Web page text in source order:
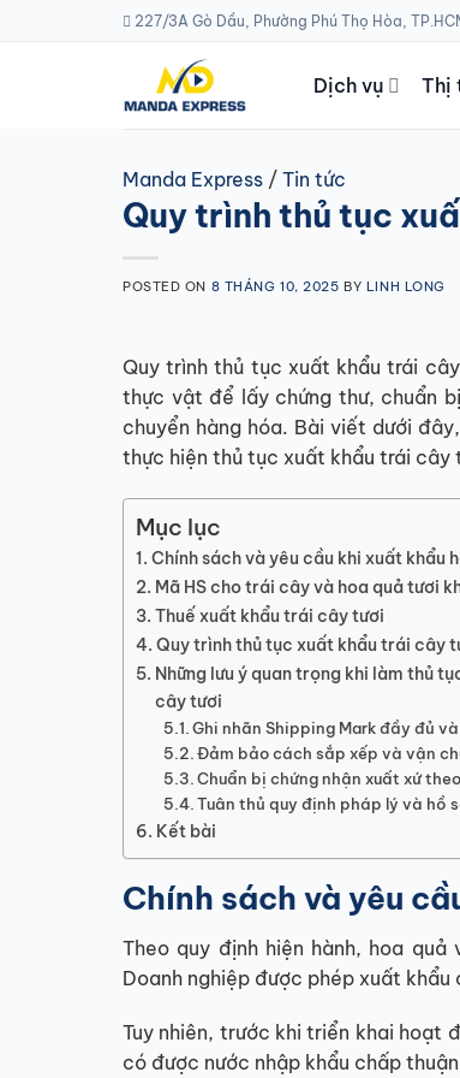
to
227/3A Gò Dầu, Phường Phú Thọ Hòa,
Dịch vụ Thị
Manda Express / Tin tức
Quy trình thủ tục
POSTED ON 8 THÁNG 10, 2025 BY LINH LONG
Quy trình thủ tục xuất khẩu trái
thực vật để lấy chứng thư, chuẩn
chuyển hàng hóa. Bài viết dưới đây,
thực hiện thủ tục xuất khẩu trái cây
Mục lục
Chính sách và yêu cầu khi xuất khẩu
Mã HS cho trái cây và hoa quả tươi
Thuế xuất khẩu trái cây tươi
Quy trình thủ tục xuất khẩu trái cây
Những lưu ý quan trọng khi làm thủ
cây tươi
Ghi nhãn Shipping Mark đầy đủ
Đảm bảo cách sắp xếp và vận
Chuẩn bị chứng nhận xuất xứ
Tuân thủ quy định pháp lý và hồ
Kết bài
Chính sách và yêu
Theo quy định hiện hành, hoa
Doanh nghiệp được phép xuất
Tuy nhiên, trước khi triển khai hoạt
có được nước nhập khẩu chấp